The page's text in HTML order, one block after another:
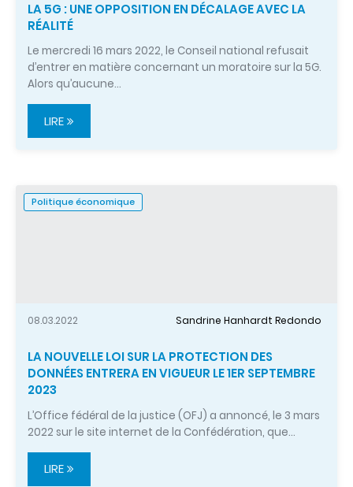
LA 5G : UNE OPPOSITION EN DÉCALAGE AVEC LA
RÉALITÉ
Le mercredi 16 mars 2022, le Conseil national refusait
d’entrer en matière concernant un moratoire sur la 5G.
Alors qu’aucune…
LIRE
Politique économique
08.03.2022 Sandrine Hanhardt Redondo
LA NOUVELLE LOI SUR LA PROTECTION DES
DONNÉES ENTRERA EN VIGUEUR LE 1ER SEPTEMBRE
2023
L’Office fédéral de la justice (OFJ) a annoncé, le 3 mars
2022 sur le site internet de la Confédération, que…
LIRE